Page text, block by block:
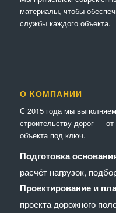
материалы, чтобы
службы каждого объекта.
О КОМПАНИИ
С 2015 года мы
строительству дорог —
объекта под ключ.
Подготовка
расчёт нагрузок,
Проектирование и
проекта дорожного